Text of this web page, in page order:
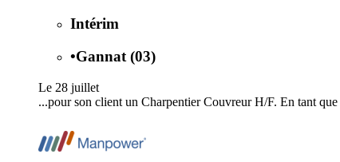
Intérim
•Gannat (03)
Le 28 juillet
...pour son client un Charpentier Couvreur H/F. En tant que